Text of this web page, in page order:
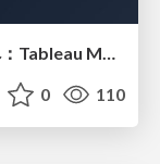
0 110